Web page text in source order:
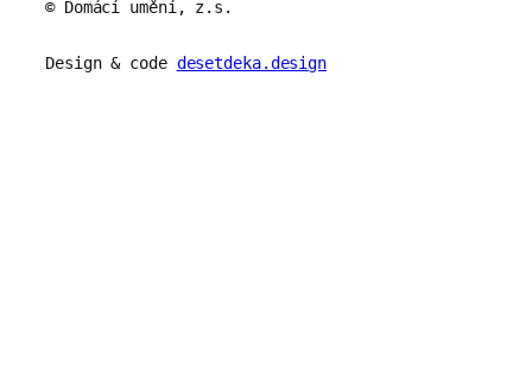
© Domácí umění, z.s.
Design & code desetdeka.design